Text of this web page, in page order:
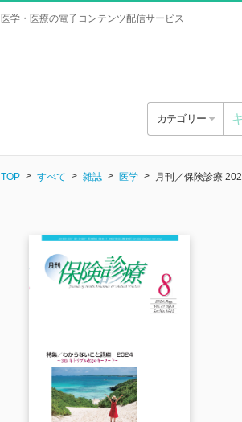
医学・医療の電子コンテンツ配信サービス
カテゴリー
TOP すべて 雑誌 医学 月刊／保険診療